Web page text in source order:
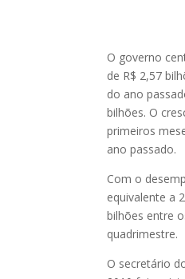
O governo
de R$ 2,57
do ano
bilhões. O
primeiros
ano passado.
Com o
equivalente a
bilhões entre
quadrimestre.
O secretário